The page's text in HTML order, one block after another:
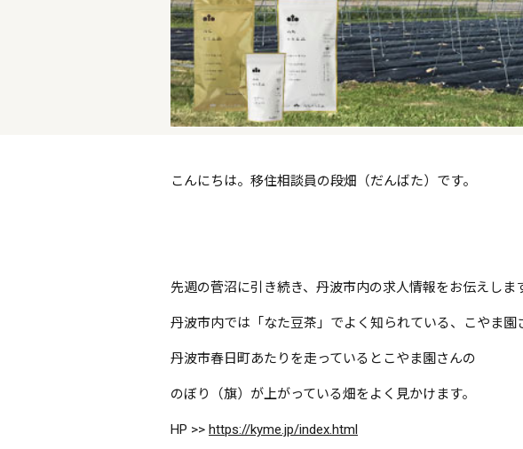
こんにちは。移住相談員の段畑（だんばた）です。
先週の菅沼に引き続き、丹波市内の求人情報をお伝えしま
丹波市内では「なた豆茶」でよく知られている、こやま園
丹波市春日町あたりを走っているとこやま園さんの
のぼり（旗）が上がっている畑をよく見かけます。
HP >> https://kyme.jp/index.html